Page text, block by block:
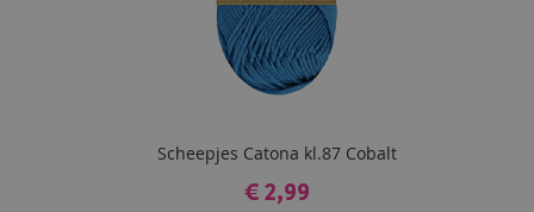
Scheepjes Catona kl.87 Cobalt
€ 2,99